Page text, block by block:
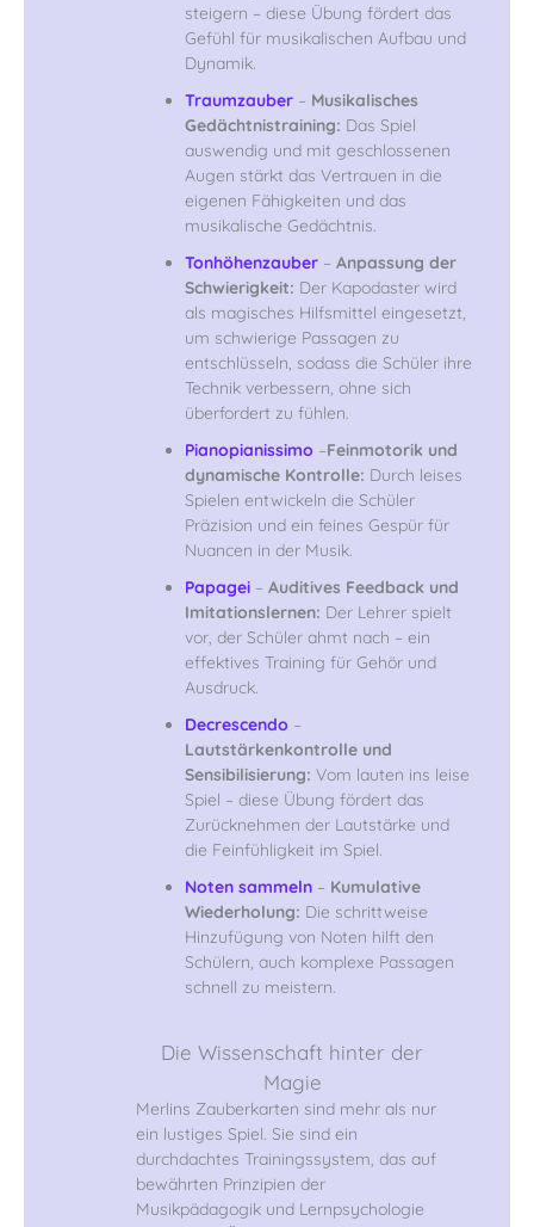
steigern – diese Übung fördert das
Gefühl für musikalischen Aufbau und
Dynamik.
Traumzauber – Musikalisches
Gedächtnistraining: Das Spiel
auswendig und mit geschlossenen
Augen stärkt das Vertrauen in die
eigenen Fähigkeiten und das
musikalische Gedächtnis.
Tonhöhenzauber – Anpassung der
Schwierigkeit: Der Kapodaster wird
als magisches Hilfsmittel eingesetzt,
um schwierige Passagen zu
entschlüsseln, sodass die Schüler ihre
Technik verbessern, ohne sich
überfordert zu fühlen.
Pianopianissimo –Feinmotorik und
dynamische Kontrolle: Durch leises
Spielen entwickeln die Schüler
Präzision und ein feines Gespür für
Nuancen in der Musik.
Papagei – Auditives Feedback und
Imitationslernen: Der Lehrer spielt
vor, der Schüler ahmt nach – ein
effektives Training für Gehör und
Ausdruck.
Decrescendo –
Lautstärkenkontrolle und
Sensibilisierung: Vom lauten ins leise
Spiel – diese Übung fördert das
Zurücknehmen der Lautstärke und
die Feinfühligkeit im Spiel.
Noten sammeln – Kumulative
Wiederholung: Die schrittweise
Hinzufügung von Noten hilft den
Schülern, auch komplexe Passagen
schnell zu meistern.
Die Wissenschaft hinter der
Magie
Merlins Zauberkarten sind mehr als nur
ein lustiges Spiel. Sie sind ein
durchdachtes Trainingssystem, das auf
bewährten Prinzipien der
Musikpädagogik und Lernpsychologie